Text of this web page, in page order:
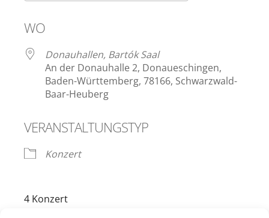
WO
Donauhallen, Bartók Saal
An der Donauhalle 2, Donaueschingen,
Baden-Württemberg, 78166, Schwarzwald-
Baar-Heuberg
VERANSTALTUNGSTYP
Konzert
4 Konzert